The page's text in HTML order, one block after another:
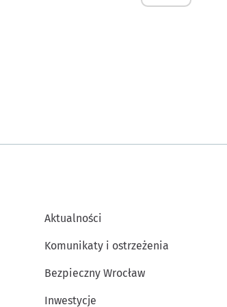
Aktualności
Komunikaty i ostrzeżenia
Bezpieczny Wrocław
Inwestycje